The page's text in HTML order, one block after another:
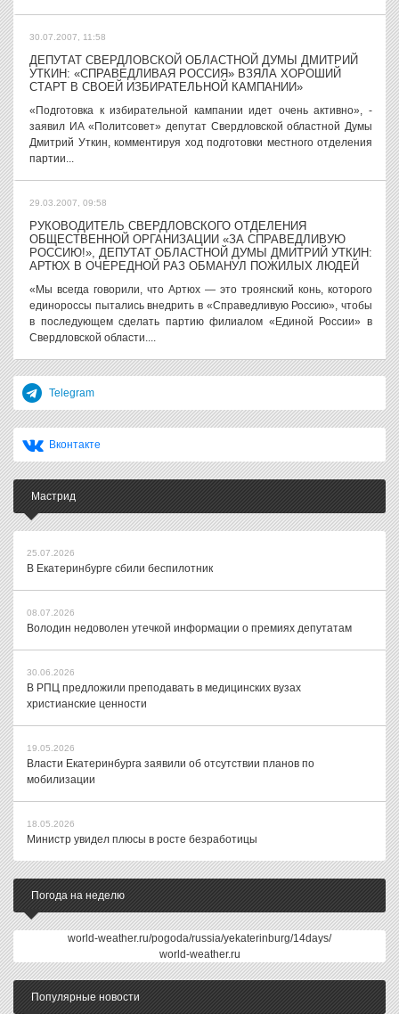
30.07.2007, 11:58
ДЕПУТАТ СВЕРДЛОВСКОЙ ОБЛАСТНОЙ ДУМЫ ДМИТРИЙ
УТКИН: «СПРАВЕДЛИВАЯ РОССИЯ» ВЗЯЛА ХОРОШИЙ
СТАРТ В СВОЕЙ ИЗБИРАТЕЛЬНОЙ КАМПАНИИ»
«Подготовка к избирательной кампании идет очень активно», -
заявил ИА «Политсовет» депутат Свердловской областной Думы
Дмитрий Уткин, комментируя ход подготовки местного отделения
партии...
29.03.2007, 09:58
РУКОВОДИТЕЛЬ СВЕРДЛОВСКОГО ОТДЕЛЕНИЯ
ОБЩЕСТВЕННОЙ ОРГАНИЗАЦИИ «ЗА СПРАВЕДЛИВУЮ
РОССИЮ!», ДЕПУТАТ ОБЛАСТНОЙ ДУМЫ ДМИТРИЙ УТКИН:
АРТЮХ В ОЧЕРЕДНОЙ РАЗ ОБМАНУЛ ПОЖИЛЫХ ЛЮДЕЙ
«Мы всегда говорили, что Артюх — это троянский конь, которого
единороссы пытались внедрить в «Справедливую Россию», чтобы
в последующем сделать партию филиалом «Единой России» в
Свердловской области....
Telegram
Вконтакте
Мастрид
25.07.2026
В Екатеринбурге сбили беспилотник
08.07.2026
Володин недоволен утечкой информации о премиях депутатам
30.06.2026
В РПЦ предложили преподавать в медицинских вузах
христианские ценности
19.05.2026
Власти Екатеринбурга заявили об отсутствии планов по
мобилизации
18.05.2026
Министр увидел плюсы в росте безработицы
Погода на неделю
world-weather.ru/pogoda/russia/yekaterinburg/14days/
world-weather.ru
Популярные новости